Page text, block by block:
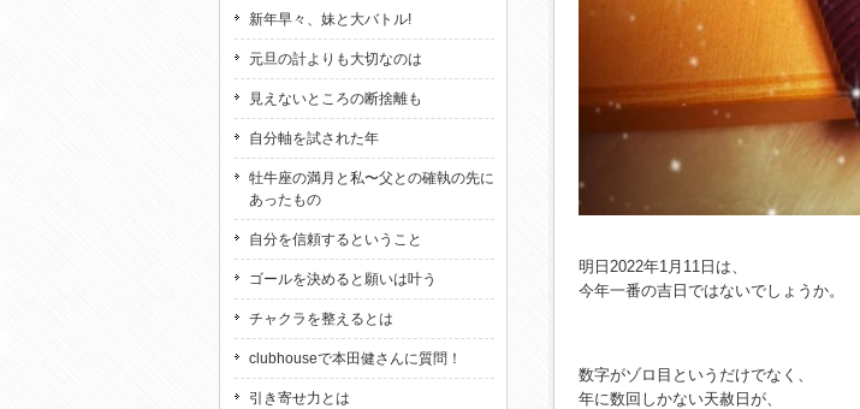
明日2022年1月11日は、
今年一番の吉日ではないでしょうか。
数字がゾロ目というだけでなく、
年に数回しかない天赦日が、
新年早々、妹と大バトル!
元旦の計よりも大切なのは
見えないところの断捨離も
自分軸を試された年
牡牛座の満月と私〜父との確執の先に
あったもの
自分を信頼するということ
ゴールを決めると願いは叶う
チャクラを整えるとは
clubhouseで本田健さんに質問！
引き寄せ力とは